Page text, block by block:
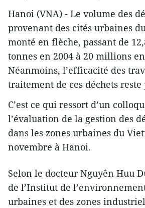
Hanoi (VNA) - Le volume des
provenant des cités urbaines
monté en flèche, passant de
tonnes en 2004 à 20 millions
Néanmoins, l’efficacité des
traitement de ces déchets reste
C’est ce qui ressort d’un
l’évaluation de la gestion des
dans les zones urbaines du
novembre à Hanoi.
Selon le docteur Nguyên Huu
de l’Institut de
urbaines et des zones